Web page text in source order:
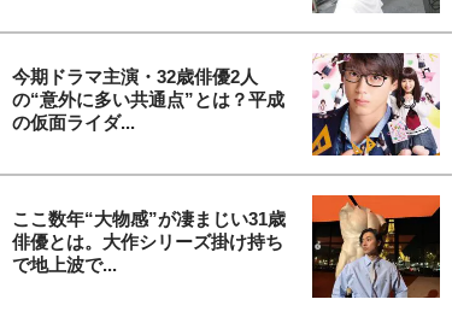
今期ドラマ主演・32歳俳優2人
の“意外に多い共通点”とは？平成
の仮面ライダ...
ここ数年“大物感”が凄まじい31歳
俳優とは。大作シリーズ掛け持ち
で地上波で...